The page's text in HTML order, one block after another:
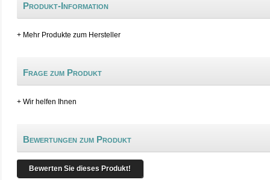
Produkt-Information
+ Mehr Produkte zum Hersteller
Frage zum Produkt
+ Wir helfen Ihnen
Bewertungen zum Produkt
Bewerten Sie dieses Produkt!